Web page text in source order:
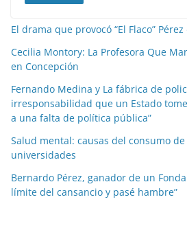
El drama que provocó “El Flaco”
Cecilia Montory: La Profesora Que
en Concepción
Fernando Medina y La fábrica de
irresponsabilidad que un Estado
a una falta de política pública”
Salud mental: causas del consumo
universidades
Bernardo Pérez, ganador de un
límite del cansancio y pasé hambre”